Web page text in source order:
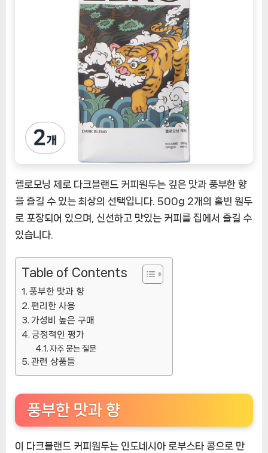
크
블
랜
커
피
원
를
만
나
세
요
[CoffeeTimeNOW
ㅣ
추
헬로모닝 제로 다크블랜드 커피원두는 깊은 맛과 풍부한 향
을 즐길 수 있는 최상의 선택입니다. 500g 2개의 홀빈 원두
로 포장되어 있으며, 신선하고 맛있는 커피를 집에서 즐길 수
있습니다.
Table of Contents
풍부한 맛과 향
편리한 사용
가성비 높은 구매
긍정적인 평가
자주 묻는 질문
관련 상품들
풍부한 맛과 향
이 다크블랜드 커피원두는 인도네시아 로부스타 콩으로 만